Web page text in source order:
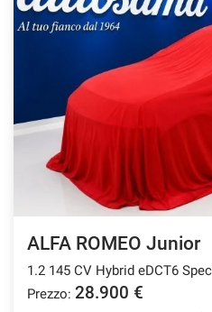
ALFA ROMEO Junior
1.2 145 CV Hybrid eDCT6
Prezzo: 28.900 €
di
questi
tracciamento
rimanda
cookie
policy.
modificare
le
tue
scelte